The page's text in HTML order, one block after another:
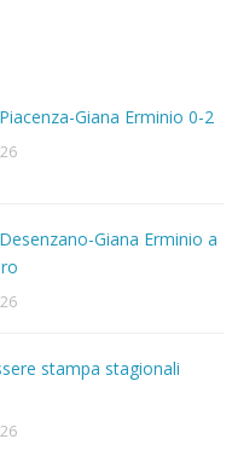
Giana Erminio 0-2
Giana Erminio a
stampa stagionali